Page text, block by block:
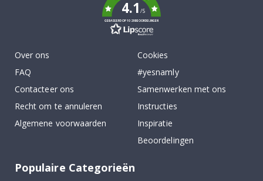
4.1/5
GEBASEERD OP 1029 BEOORDELINGEN
Over ons
FAQ
Contacteer ons
Recht om te annuleren
Algemene voorwaarden
Cookies
#yesnamly
Samenwerken met ons
Instructies
Inspiratie
Beoordelingen
Populaire Categorieën